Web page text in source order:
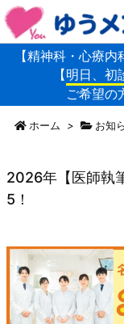
【精神科・心療
【明日、初
ご希望の
ホーム > お知
2026年【医師執
5！